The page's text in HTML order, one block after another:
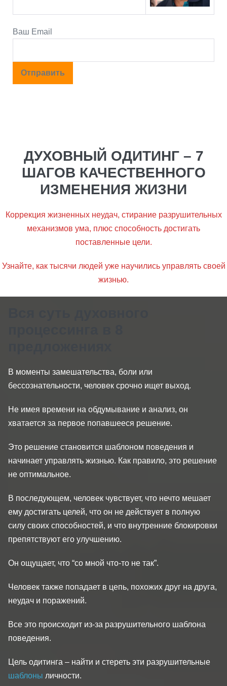
Ваш Email
ДУХОВНЫЙ ОДИТИНГ – 7
ШАГОВ КАЧЕСТВЕННОГО
ИЗМЕНЕНИЯ ЖИЗНИ
Коррекция жизненных неудач, стирание разрушительных
механизмов ума, плюс способность достигать
поставленные цели.
Узнайте, как тысячи людей уже научились управлять своей
жизнью.
В моменты замешательства, боли или
бессознательности, человек срочно ищет выход.
Не имея времени на обдумывание и анализ, он
хватается за первое попавшееся решение.
Это решение становится шаблоном поведения и
начинает управлять жизнью. Как правило, это решение
не оптимальное.
В последующем, человек чувствует, что нечто мешает
ему достигать целей, что он не действует в полную
силу своих способностей, и что внутренние блокировки
препятствуют его улучшению.
Он ощущает, что “со мной что-то не так”.
Человек также попадает в цепь, похожих друг на друга,
неудач и поражений.
Все это происходит из-за разрушительного шаблона
поведения.
Цель одитинга – найти и стереть эти разрушительные
шаблоны личности.